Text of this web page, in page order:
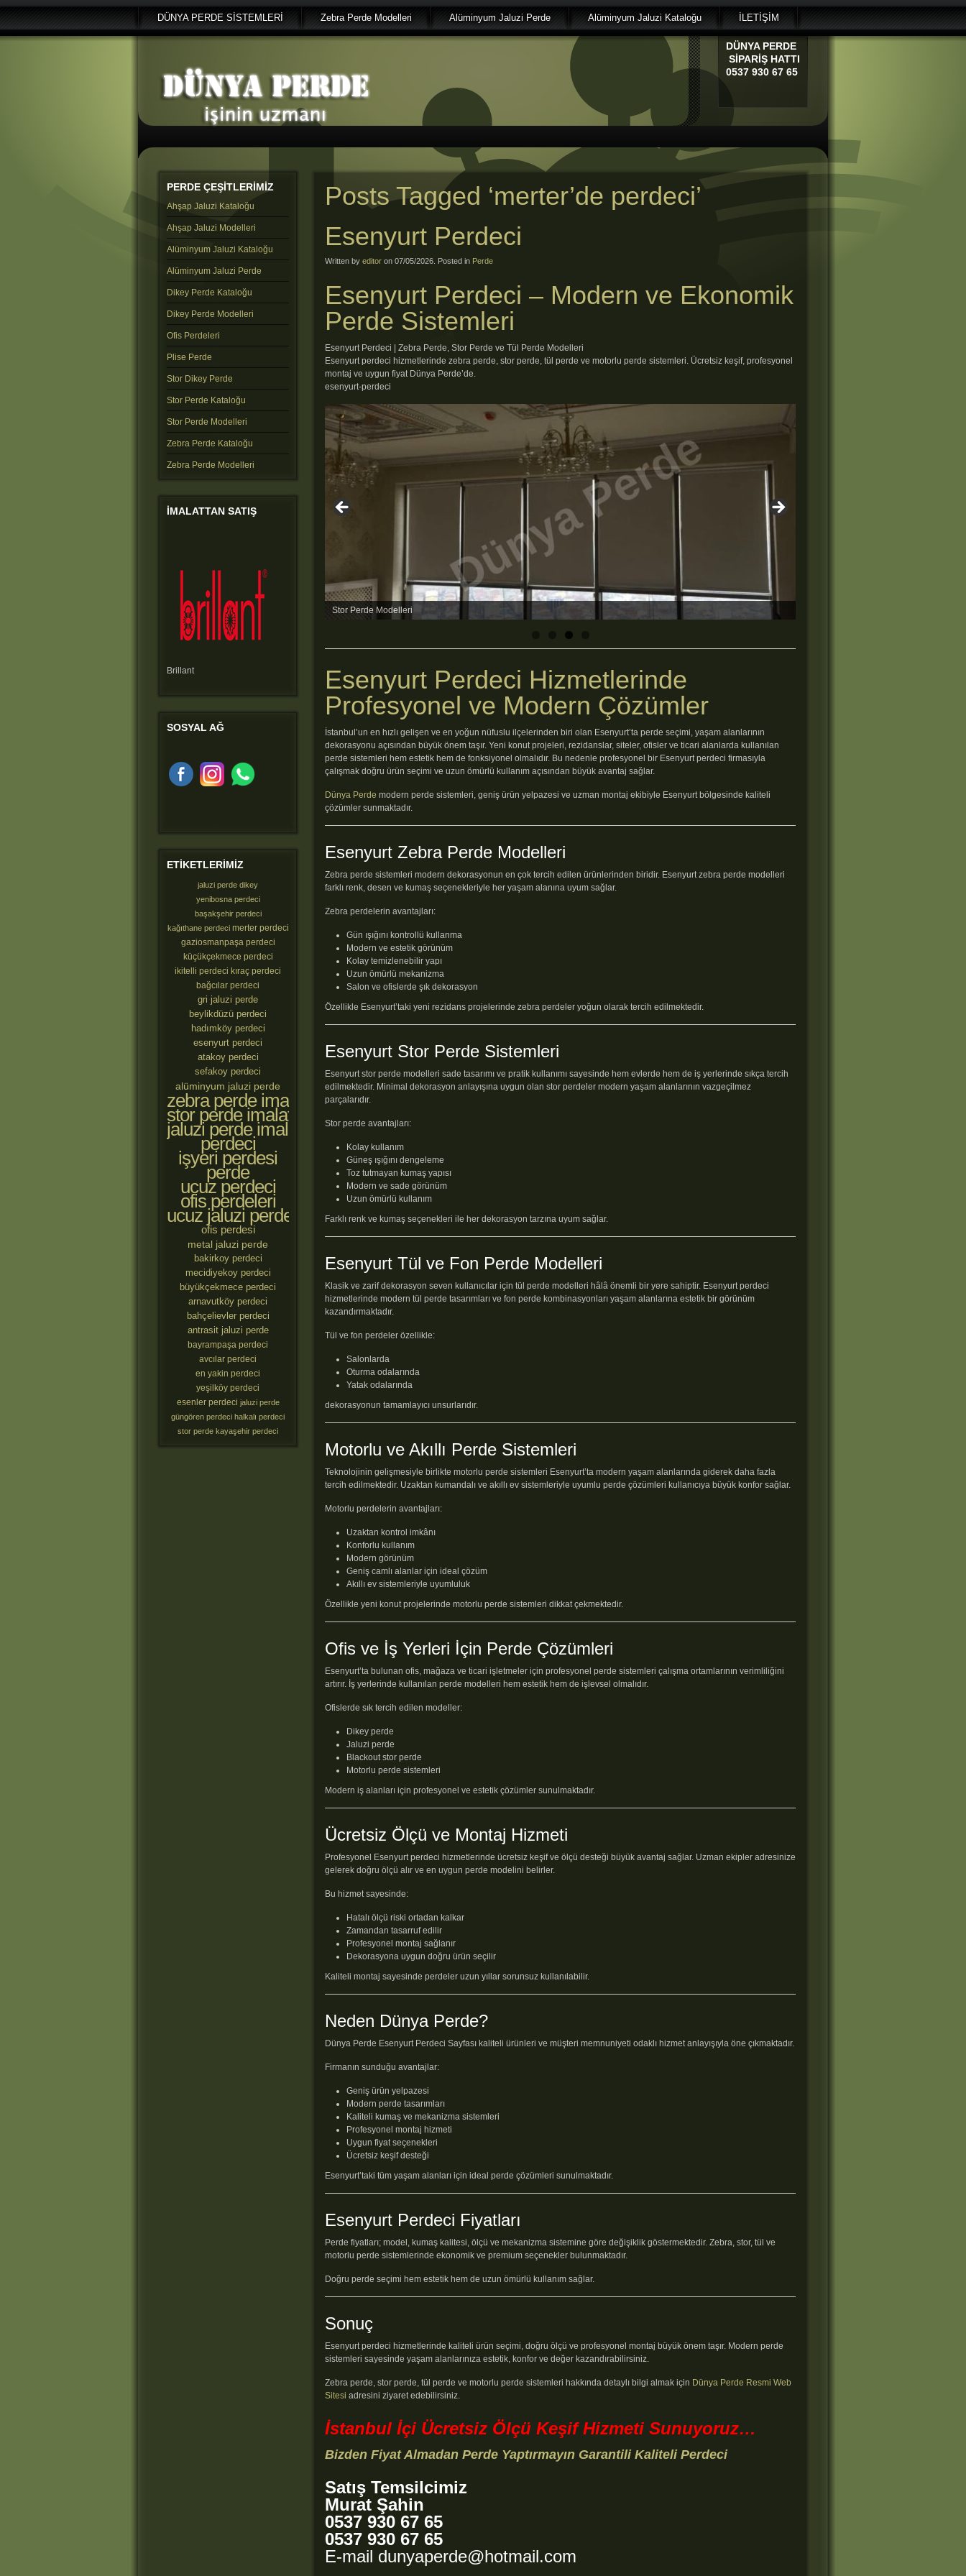
DÜNYA PERDE SİSTEMLERİ Zebra Perde Modelleri Alüminyum Jaluzi Perde Alüminyum Jaluzi Kataloğu İLETİŞİM
DÜNYAPERDE
SİPARİŞ HATTI
0537 930 67 65
Posts Tagged ‘merter’de perdeci’
Esenyurt Perdeci
Written by editor on 07/05/2026. Posted in Perde
Esenyurt Perdeci – Modern ve Ekonomik
Perde Sistemleri
Esenyurt Perdeci | Zebra Perde, Stor Perde ve Tül Perde Modelleri
Esenyurt perdeci hizmetlerinde zebra perde, stor perde, tül perde ve motorlu perde sistemleri. Ücretsiz keşif, profesyonel
montaj ve uygun fiyat Dünya Perde’de.
esenyurt-perdeci
Stor Perde Modelleri
Zebra Perde Modelleri
Esenyurt Perdeci Hizmetlerinde
Profesyonel ve Modern Çözümler
İstanbul’un en hızlı gelişen ve en yoğun nüfuslu ilçelerinden biri olan Esenyurt’ta perde seçimi, yaşam alanlarının
dekorasyonu açısından büyük önem taşır. Yeni konut projeleri, rezidanslar, siteler, ofisler ve ticari alanlarda kullanılan
perde sistemleri hem estetik hem de fonksiyonel olmalıdır. Bu nedenle profesyonel bir Esenyurt perdeci firmasıyla
çalışmak doğru ürün seçimi ve uzun ömürlü kullanım açısından büyük avantaj sağlar.
Dünya Perde modern perde sistemleri, geniş ürün yelpazesi ve uzman montaj ekibiyle Esenyurt bölgesinde kaliteli
çözümler sunmaktadır.
Esenyurt Zebra Perde Modelleri
Zebra perde sistemleri modern dekorasyonun en çok tercih edilen ürünlerinden biridir. Esenyurt zebra perde modelleri
farklı renk, desen ve kumaş seçenekleriyle her yaşam alanına uyum sağlar.
Zebra perdelerin avantajları:
Gün ışığını kontrollü kullanma
Modern ve estetik görünüm
Kolay temizlenebilir yapı
Uzun ömürlü mekanizma
Salon ve ofislerde şık dekorasyon
Özellikle Esenyurt’taki yeni rezidans projelerinde zebra perdeler yoğun olarak tercih edilmektedir.
Esenyurt Stor Perde Sistemleri
Esenyurt stor perde modelleri sade tasarımı ve pratik kullanımı sayesinde hem evlerde hem de iş yerlerinde sıkça tercih
edilmektedir. Minimal dekorasyon anlayışına uygun olan stor perdeler modern yaşam alanlarının vazgeçilmez
parçalarıdır.
Stor perde avantajları:
Kolay kullanım
Güneş ışığını dengeleme
Toz tutmayan kumaş yapısı
Modern ve sade görünüm
Uzun ömürlü kullanım
Farklı renk ve kumaş seçenekleri ile her dekorasyon tarzına uyum sağlar.
Esenyurt Tül ve Fon Perde Modelleri
Klasik ve zarif dekorasyon seven kullanıcılar için tül perde modelleri hâlâ önemli bir yere sahiptir. Esenyurt perdeci
hizmetlerinde modern tül perde tasarımları ve fon perde kombinasyonları yaşam alanlarına estetik bir görünüm
kazandırmaktadır.
Tül ve fon perdeler özellikle:
Salonlarda
Oturma odalarında
Yatak odalarında
dekorasyonun tamamlayıcı unsurlarıdır.
Motorlu ve Akıllı Perde Sistemleri
Teknolojinin gelişmesiyle birlikte motorlu perde sistemleri Esenyurt’ta modern yaşam alanlarında giderek daha fazla
tercih edilmektedir. Uzaktan kumandalı ve akıllı ev sistemleriyle uyumlu perde çözümleri kullanıcıya büyük konfor sağlar.
Motorlu perdelerin avantajları:
Uzaktan kontrol imkânı
Konforlu kullanım
Modern görünüm
Geniş camlı alanlar için ideal çözüm
Akıllı ev sistemleriyle uyumluluk
Özellikle yeni konut projelerinde motorlu perde sistemleri dikkat çekmektedir.
Ofis ve İş Yerleri İçin Perde Çözümleri
Esenyurt’ta bulunan ofis, mağaza ve ticari işletmeler için profesyonel perde sistemleri çalışma ortamlarının verimliliğini
artırır. İş yerlerinde kullanılan perde modelleri hem estetik hem de işlevsel olmalıdır.
Ofislerde sık tercih edilen modeller:
Dikey perde
Jaluzi perde
Blackout stor perde
Motorlu perde sistemleri
Modern iş alanları için profesyonel ve estetik çözümler sunulmaktadır.
Ücretsiz Ölçü ve Montaj Hizmeti
Profesyonel Esenyurt perdeci hizmetlerinde ücretsiz keşif ve ölçü desteği büyük avantaj sağlar. Uzman ekipler adresinize
gelerek doğru ölçü alır ve en uygun perde modelini belirler.
Bu hizmet sayesinde:
Hatalı ölçü riski ortadan kalkar
Zamandan tasarruf edilir
Profesyonel montaj sağlanır
Dekorasyona uygun doğru ürün seçilir
Kaliteli montaj sayesinde perdeler uzun yıllar sorunsuz kullanılabilir.
Neden Dünya Perde?
Dünya Perde Esenyurt Perdeci Sayfası kaliteli ürünleri ve müşteri memnuniyeti odaklı hizmet anlayışıyla öne çıkmaktadır.
Firmanın sunduğu avantajlar:
Geniş ürün yelpazesi
Modern perde tasarımları
Kaliteli kumaş ve mekanizma sistemleri
Profesyonel montaj hizmeti
Uygun fiyat seçenekleri
Ücretsiz keşif desteği
Esenyurt’taki tüm yaşam alanları için ideal perde çözümleri sunulmaktadır.
Esenyurt Perdeci Fiyatları
Perde fiyatları; model, kumaş kalitesi, ölçü ve mekanizma sistemine göre değişiklik göstermektedir. Zebra, stor, tül ve
motorlu perde sistemlerinde ekonomik ve premium seçenekler bulunmaktadır.
Doğru perde seçimi hem estetik hem de uzun ömürlü kullanım sağlar.
Sonuç
Esenyurt perdeci hizmetlerinde kaliteli ürün seçimi, doğru ölçü ve profesyonel montaj büyük önem taşır. Modern perde
sistemleri sayesinde yaşam alanlarınıza estetik, konfor ve değer kazandırabilirsiniz.
Zebra perde, stor perde, tül perde ve motorlu perde sistemleri hakkında detaylı bilgi almak için Dünya Perde Resmi Web
Sitesi adresini ziyaret edebilirsiniz.
İstanbul İçi Ücretsiz Ölçü Keşif Hizmeti Sunuyoruz…
Bizden Fiyat Almadan Perde Yaptırmayın Garantili Kaliteli Perdeci
Satış Temsilcimiz
Murat Şahin
0537 930 67 65
0537 930 67 65
E-mail dunyaperde@hotmail.com
PERDE ÇEŞİTLERİMİZ
Ahşap Jaluzi Kataloğu
Ahşap Jaluzi Modelleri
Alüminyum Jaluzi Kataloğu
Alüminyum Jaluzi Perde
Dikey Perde Kataloğu
Dikey Perde Modelleri
Ofis Perdeleri
Plise Perde
Stor Dikey Perde
Stor Perde Kataloğu
Stor Perde Modelleri
Zebra Perde Kataloğu
Zebra Perde Modelleri
IMALATTAN SATIŞ
Brillant
SOSYAL AĞ
ETIKETLERIMIZ
jaluzi perde dikey
yenibosna perdeci
başakşehir perdeci
kağıthane perdeci merter perdeci
gaziosmanpaşa perdeci
küçükçekmece perdeci
ikitelli perdeci kıraç perdeci
bağcılar perdeci
gri jaluzi perde
beylikdüzü perdeci
hadımköy perdeci
esenyurt perdeci
atakoy perdeci
sefakoy perdeci
alüminyum jaluzi perde
zebra perde imalatçıları
stor perde imalatçıları
jaluzi perde imalatçıları
perdeci
işyeri perdesi
perde
ucuz perdeci
ofis perdeleri
ucuz jaluzi perde
ofis perdesi
metal jaluzi perde
bakirkoy perdeci
mecidiyekoy perdeci
büyükçekmece perdeci
arnavutköy perdeci
bahçelievler perdeci
antrasit jaluzi perde
bayrampaşa perdeci
avcılar perdeci
en yakin perdeci
yeşilköy perdeci
esenler perdeci jaluzi perde
güngören perdeci halkalı perdeci
stor perde kayaşehir perdeci